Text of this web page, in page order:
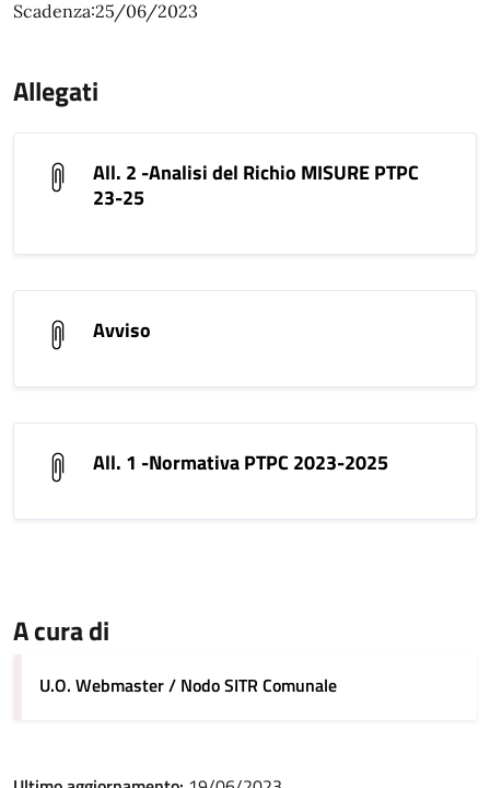
Scadenza:25/06/2023
Allegati
All. 2 -Analisi del Richio MISURE PTPC
23-25
Avviso
All. 1 -Normativa PTPC 2023-2025
A cura di
U.O. Webmaster / Nodo SITR Comunale